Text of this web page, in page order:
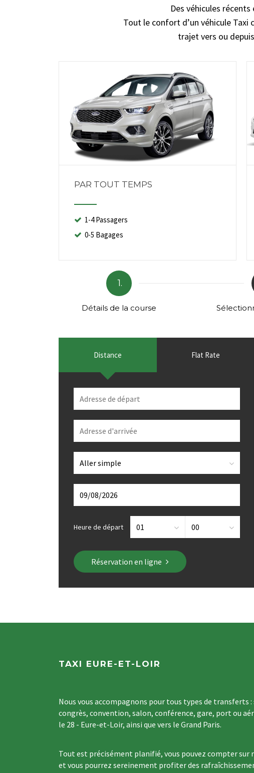
Des véhicules
Tout le confort d’un véhicule
trajet vers ou
PAR TOUT TEMPS
1-4 Passagers
0-5 Bagages
1.
Détails de la course
Distance Flat Rate
Heure de départ
Réservation en ligne
TAXI EURE-ET-LOIR
Nous vous accompagnons pour tous types de transferts
congrès, convention, salon, conférence, gare, port ou
le 28 - Eure-et-Loir, ainsi que vers le Grand Paris.
Tout est précisément planifié, vous pouvez compter
et vous pourrez sereinement profiter des